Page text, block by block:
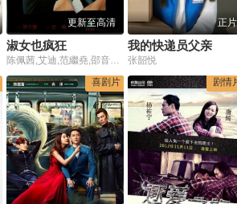
更新至高清
淑女也疯狂
陈佩茜,艾迪,范繼堯,邵音音,叶天行
正片
我的快递员父亲
张韶悦
喜剧片 剧情